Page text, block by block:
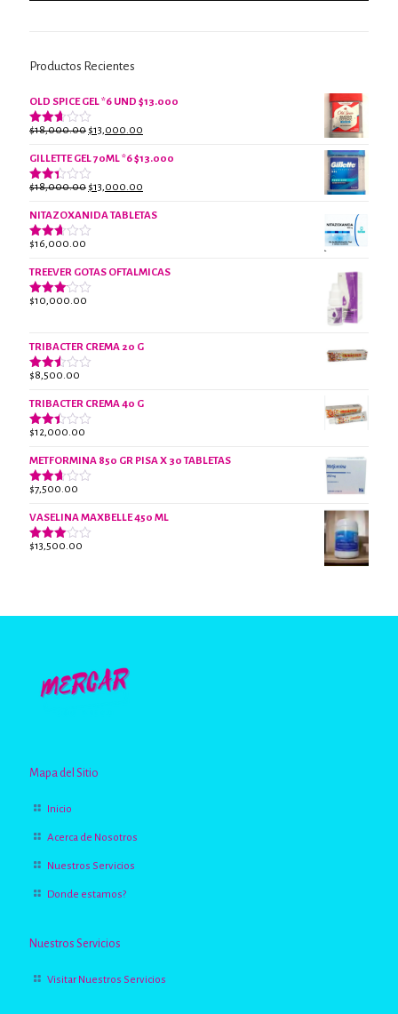
Productos Recientes
OLD SPICE GEL *6 UND $13.000
Valorado
2.61
de 5
$18,000.00 El
original
era:
$13,000.00
actual
GILLETTE GEL 70ML *6 $13.000
Valorado
2.38
de 5
$18,000.00 El
original
era:
$13,000.00
actual
NITAZOXANIDA TABLETAS
Valorado
2.61
de 5
$16,000.00
TREEVER GOTAS OFTALMICAS
Valorado
$10,000.00
TRIBACTER CREMA 20 G
Valorado
2.47
de 5
$8,500.00
TRIBACTER CREMA 40 G
Valorado
2.40
de 5
$12,000.00
METFORMINA 850 GR PISA X 30 TABLETAS
Valorado
2.63
de 5
$7,500.00
VASELINA MAXBELLE 450 ML
Valorado
$13,500.00
Mapa del Sitio
Inicio
Acerca de Nosotros
Nuestros Servicios
Donde estamos?
Nuestros Servicios
Visitar Nuestros Servicios